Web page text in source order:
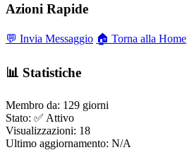
Azioni Rapide
💬 Invia Messaggio 🏠 Torna alla Home
📊 Statistiche
Membro da: 129 giorni
Stato: ✅ Attivo
Visualizzazioni: 18
Ultimo aggiornamento: N/A